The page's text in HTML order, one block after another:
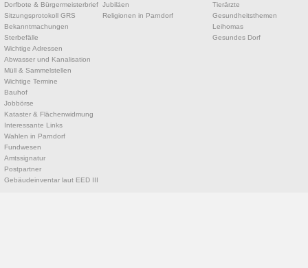
Dorfbote & Bürgermeisterbrief
Sitzungsprotokoll GRS
Bekanntmachungen
Sterbefälle
Wichtige Adressen
Abwasser und Kanalisation
Müll & Sammelstellen
Wichtige Termine
Bauhof
Jobbörse
Kataster & Flächenwidmung
Interessante Links
Wahlen in Parndorf
Fundwesen
Amtssignatur
Postpartner
Gebäudeinventar laut EED III
Jubiläen
Religionen in Parndorf
Tierärzte
Gesundheitsthemen
Leihomas
Gesundes Dorf